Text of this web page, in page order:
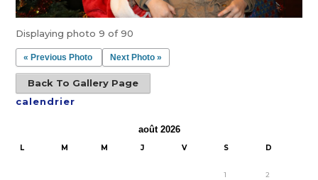
Displaying photo 9 of 90
« Previous Photo Next Photo »
Back To Gallery Page
calendrier
août 2026
L M M J V S D
1 2